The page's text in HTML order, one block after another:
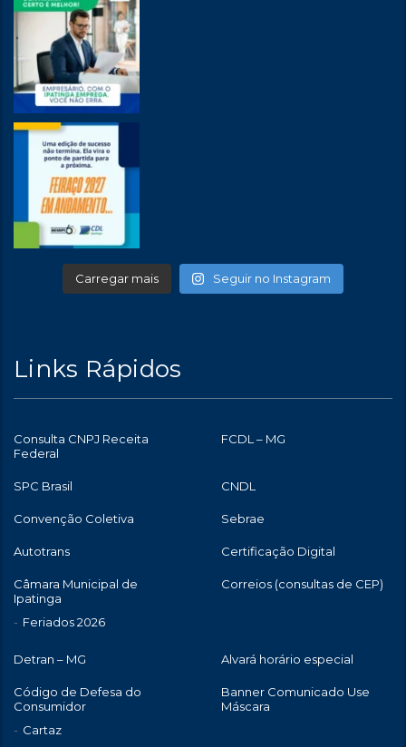
Carregar mais Seguir no Instagram
Links Rápidos
Consulta CNPJ Receita
Federal
FCDL – MG
SPC Brasil CNDL
Convenção Coletiva Sebrae
Autotrans Certificação Digital
Câmara Municipal de
Ipatinga
Feriados 2026
Correios (consultas de CEP)
Detran – MG Alvará horário especial
Código de Defesa do
Consumidor
Cartaz
Banner Comunicado Use
Máscara